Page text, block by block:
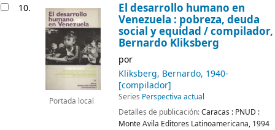
10.
Portada local
El desarrollo humano en
Venezuela : pobreza, deuda
social y equidad /compilador,
Bernardo Kliksberg
por
Kliksberg, Bernardo, 1940-
[compilador]
Series Perspectiva actual
Detalles de publicación:Caracas : PNUD :
Monte Avila Editores Latinoamericana, 1994